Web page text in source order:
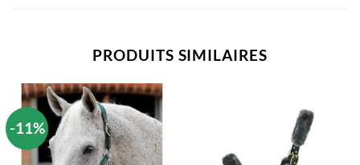
PRODUITS SIMILAIRES
-11%